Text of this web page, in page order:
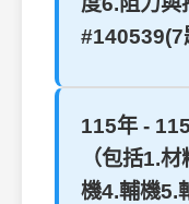
#140539(7
115年 -
（包括1.
機4.輔機5.